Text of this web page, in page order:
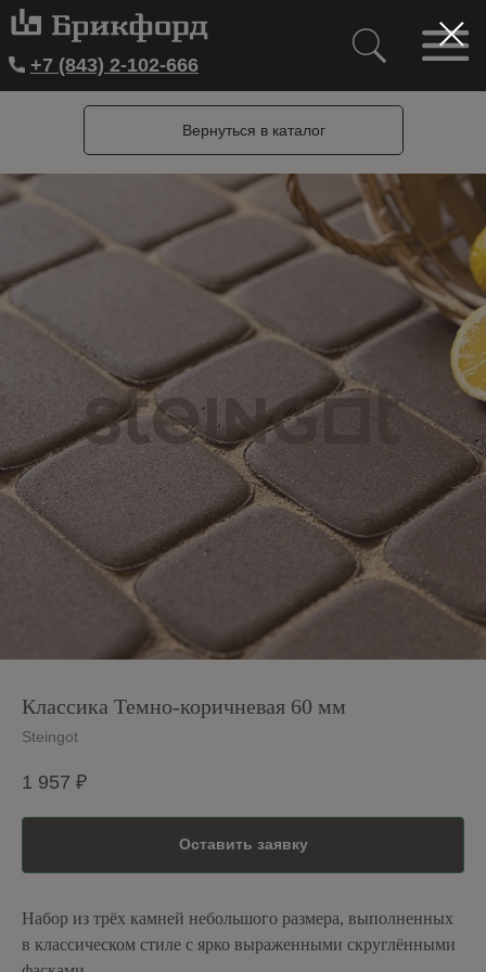
+7 (843) 2-102-666
Вернуться в каталог
Классика Темно-коричневая 60 мм
Steingot
1 957 ₽
Оставить заявку
Набор из трёх камней небольшого размера, выполненных
в классическом стиле с ярко выраженными скруглёнными